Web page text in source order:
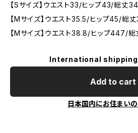
【Sサイズ】ウエスト33/ヒップ43/総丈34
【Mサイズ】ウエスト35.5/ヒップ45/総
【Mサイズ】ウエスト38.8/ヒップ447/
International
Add to cart
日本国内にお住まい